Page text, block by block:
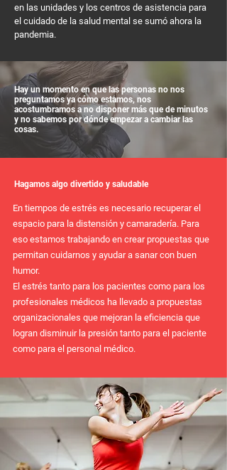
en las unidades y los centros de asistencia para
el cuidado de la salud mental se sumó ahora la
pandemia.
Hay un momento en que las personas no nos
preguntamos ya cómo estamos, nos
acostumbramos a no disponer más que de minutos
y no sabemos por dónde empezar a cambiar las
cosas.
Hagamos algo divertido y saludable
En tiempos de estrés es necesario recuperar el
espacio para la distensión y camaradería. Para
eso estamos trabajando en crear propuestas que
permitan cuidarnos y ayudar a sanar con buen
humor.
El estrés tanto para los pacientes como para los
profesionales médicos ha llevado a propuestas
organizacionales que mejoran la eficiencia que
logran disminuir la presión tanto para el paciente
como para el personal médico.